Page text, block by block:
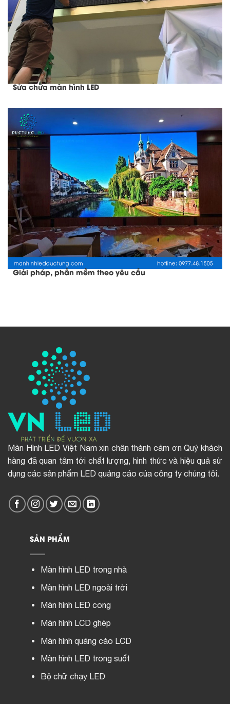
Sửa chữa màn hình LED
Giải pháp, phần mềm theo yêu cầu
Màn Hình LED Việt Nam xin chân thành cảm ơn Quý khách
hàng đã quan tâm tới chất lượng, hình thức và hiệu quả sử
dụng các sản phẩm LED quảng cáo của công ty chúng tôi.
SẢN PHẨM
Màn hình LED trong nhà
Màn hình LED ngoài trời
Màn hình LED cong
Màn hình LCD ghép
Màn hình quảng cáo LCD
Màn hình LED trong suốt
Bộ chữ chạy LED